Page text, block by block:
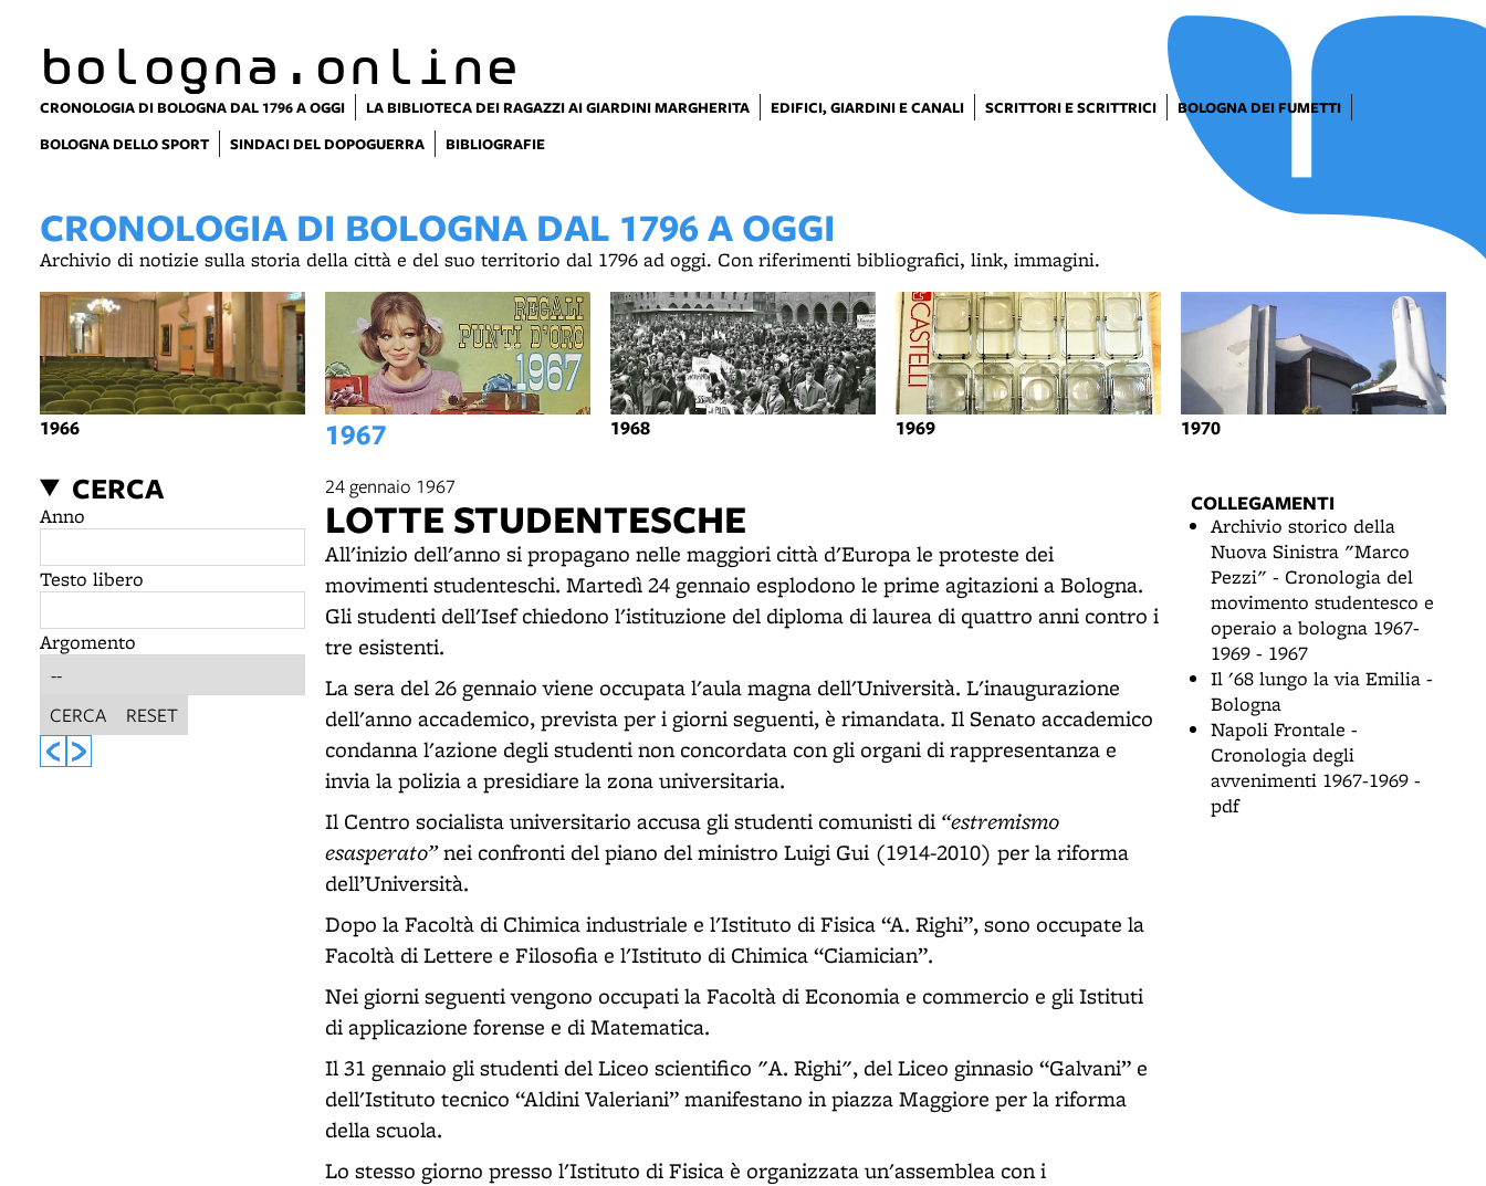
bologna.online
CRONOLOGIA DI BOLOGNA DAL 1796 A OGGI LA BIBLIOTECA DEI RAGAZZI AI GIARDINI MARGHERITA EDIFICI, GIARDINI E CANALI SCRITTORI E SCRITTRICI
BOLOGNA DEI FUMETTI
BOLOGNA DELLO SPORT
SINDACI DEL DOPOGUERRA BIBLIOGRAFIE
CRONOLOGIA DI BOLOGNA DAL 1796 A OGGI
Archivio di notizie sulla storia della città e del suo territorio dal 1796 ad oggi. Con riferimenti bibliografici, link, immagini.
1966 1967 1968 1969 1970
CERCA
Anno
Testo libero
Argomento
CERCA RESET
24 gennaio 1967
LOTTE STUDENTESCHE
All'inizio dell'anno si propagano nelle maggiori città d'Europa le proteste dei
movimenti studenteschi. Martedì 24 gennaio esplodono le prime agitazioni a Bologna.
Gli studenti dell'Isef chiedono l'istituzione del diploma di laurea di quattro anni contro i
tre esistenti.
La sera del 26 gennaio viene occupata l'aula magna dell'Università. L'inaugurazione
dell'anno accademico, prevista per i giorni seguenti, è rimandata. Il Senato accademico
condanna l'azione degli studenti non concordata con gli organi di rappresentanza e
invia la polizia a presidiare la zona universitaria.
Il Centro socialista universitario accusa gli studenti comunisti di “estremismo
esasperato”nei confronti del piano del ministro Luigi Gui (1914-2010) per la riforma
dell’Università.
Dopo la Facoltà di Chimica industriale e l'Istituto di Fisica “A. Righi”, sono occupate la
Facoltà di Lettere e Filosofia e l'Istituto di Chimica “Ciamician”.
Nei giorni seguenti vengono occupati la Facoltà di Economia e commercio e gli Istituti
di applicazione forense e di Matematica.
Il 31 gennaio gli studenti del Liceo scientifico "A. Righi", del Liceo ginnasio “Galvani” e
dell'Istituto tecnico “Aldini Valeriani” manifestano in piazza Maggiore per la riforma
della scuola.
Lo stesso giorno presso l'Istituto di Fisica è organizzata un'assemblea con i
COLLEGAMENTI
Archivio storico della
Nuova Sinistra "Marco
Pezzi" - Cronologia del
movimento studentesco e
operaio a bologna 1967-
1969 - 1967
Il '68 lungo la via Emilia -
Bologna
Napoli Frontale -
Cronologia degli
avvenimenti 1967-1969 -
pdf